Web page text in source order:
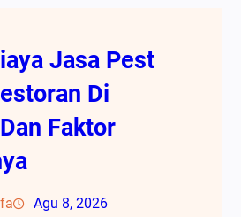
Jasa Pest
Di
Faktor
Agu 8, 2026